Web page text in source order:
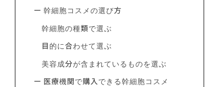
ー 幹細胞コスメの選び方
幹細胞の種類で選ぶ
目的に合わせて選ぶ
美容成分が含まれているものを選ぶ
ー 医療機関で購入できる幹細胞コスメ